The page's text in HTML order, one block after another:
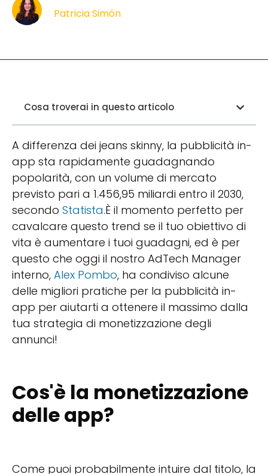
Patricia Simón
Cosa troverai in questo articolo
A differenza dei jeans skinny, la pubblicità in-
app sta rapidamente guadagnando
popolarità, con un volume di mercato
previsto pari a 1.456,95 miliardi entro il 2030,
secondo Statista.È il momento perfetto per
cavalcare questo trend se il tuo obiettivo di
vita è aumentare i tuoi guadagni, ed è per
questo che oggi il nostro AdTech Manager
interno, Alex Pombo, ha condiviso alcune
delle migliori pratiche per la pubblicità in-
app per aiutarti a ottenere il massimo dalla
tua strategia di monetizzazione degli
annunci!
Cos'è la monetizzazione
delle app?
Come puoi probabilmente intuire dal titolo, la